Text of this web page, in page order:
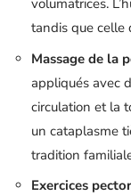
volumatrices.
tandis que celle
Massage de la
appliqués avec
circulation et la
un cataplasme
tradition
Exercices